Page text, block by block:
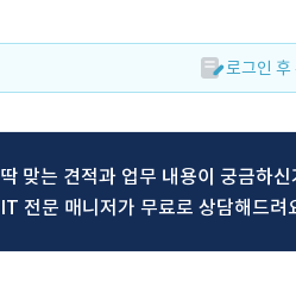
로그인 후
딱 맞는 견적과 업무 내용이 궁금하신
IT 전문 매니저가 무료로 상담해드려